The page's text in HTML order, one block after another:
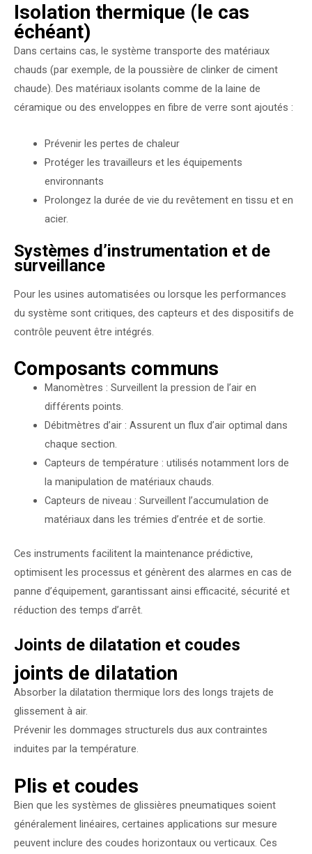
Isolation thermique (le cas
échéant)
Dans certains cas, le système transporte des matériaux
chauds (par exemple, de la poussière de clinker de ciment
chaude). Des matériaux isolants comme de la laine de
céramique ou des enveloppes en fibre de verre sont ajoutés :
Prévenir les pertes de chaleur
Protéger les travailleurs et les équipements
environnants
Prolongez la durée de vie du revêtement en tissu et en
acier.
Systèmes d’instrumentation et de
surveillance
Pour les usines automatisées ou lorsque les performances
du système sont critiques, des capteurs et des dispositifs de
contrôle peuvent être intégrés.
Composants communs
Manomètres : Surveillent la pression de l’air en
différents points.
Débitmètres d’air : Assurent un flux d’air optimal dans
chaque section.
Capteurs de température : utilisés notamment lors de
la manipulation de matériaux chauds.
Capteurs de niveau : Surveillent l’accumulation de
matériaux dans les trémies d’entrée et de sortie.
Ces instruments facilitent la maintenance prédictive,
optimisent les processus et génèrent des alarmes en cas de
panne d’équipement, garantissant ainsi efficacité, sécurité et
réduction des temps d’arrêt.
Joints de dilatation et coudes
joints de dilatation
Absorber la dilatation thermique lors des longs trajets de
glissement à air.
Prévenir les dommages structurels dus aux contraintes
induites par la température.
Plis et coudes
Bien que les systèmes de glissières pneumatiques soient
généralement linéaires, certaines applications sur mesure
peuvent inclure des coudes horizontaux ou verticaux. Ces